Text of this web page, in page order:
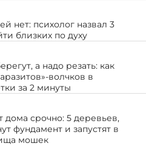
нет: психолог назвал 3
близких по духу
а надо резать: как
волчков в
за 2 минуты
дома срочно: 5 деревьев,
фундамент и запустят в
мошек